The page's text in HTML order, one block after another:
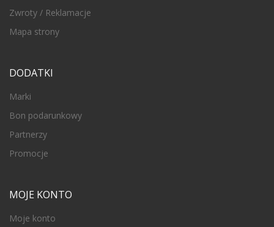
Zwroty / Reklamacje
Mapa strony
DODATKI
Marki
Bon podarunkowy
Partnerzy
Promocje
MOJE KONTO
Moje konto